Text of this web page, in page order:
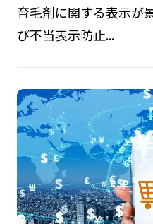
育毛剤に関する表示が
び不当表示防止...